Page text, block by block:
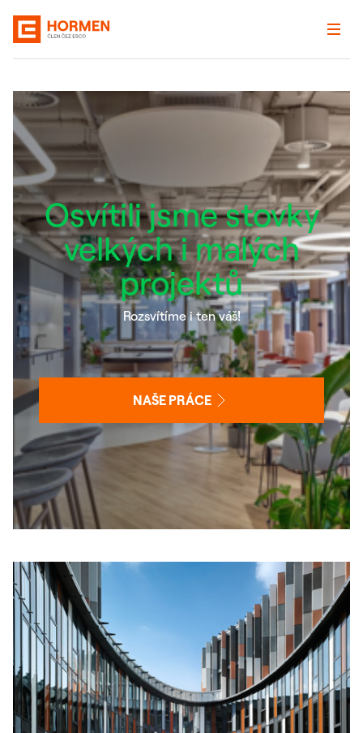
Osvítili jsme stovky
velkých i malých
projektů
Rozsvítíme i ten váš!
NAŠE PRÁCE